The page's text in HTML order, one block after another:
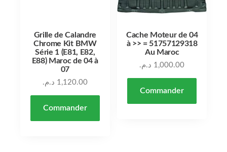
Grille de Calandre
Chrome Kit BMW
Série 1 (E81, E82,
E88) Maroc de 04 à
07
1,120.00 د.م.
Commander
Cache Moteur de 04
à >> = 51757129318
Au Maroc
1,000.00 د.م.
Commander